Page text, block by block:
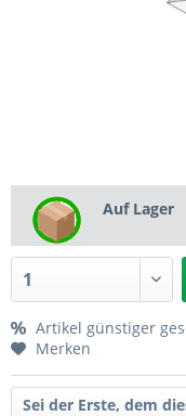
Auf Lager
Artikel günstiger
Merken
Sei der Erste, dem